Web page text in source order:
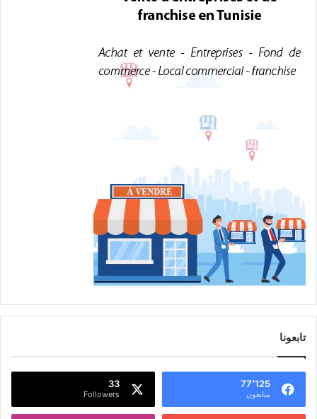
تابعونا
77٬125
متابعون
33
Followers